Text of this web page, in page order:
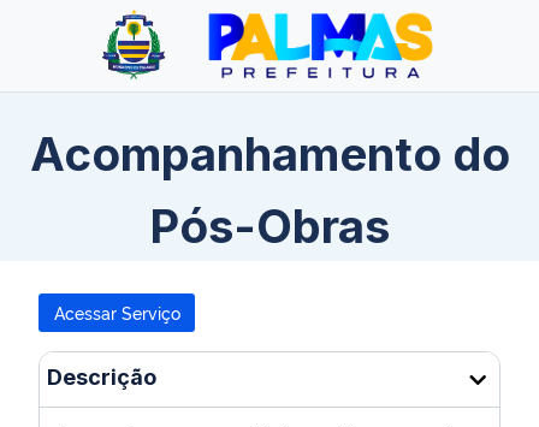
Acompanhamento do
Pós-Obras
Acessar Serviço
Descrição